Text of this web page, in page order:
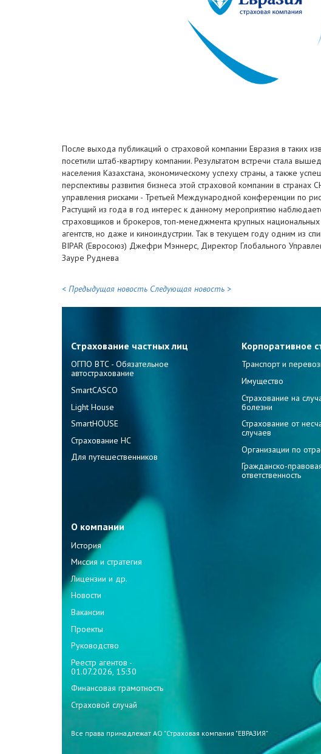
После выхода публикаций о страховой компании Евразия в таких
посетили штаб-квартиру компании. Результатом встречи стала
населения Казахстана, экономическому успеху страны, а также
перспективы развития бизнеса этой страховой компании в
управления рисками - Третьей Международной конференции по
Растущий из года в год интерес к данному мероприятию
страховщиков и брокеров, топ-менеджмента крупных
агентств, но даже и киноиндустрии. Так в текущем году одним из
BIPAR (Евросоюз) Джефри Мэннерс, Директор Глобального
Зауре Руднева
< Предыдущая новость Следующая новость >
Страхование частных лиц
ОГПО ВТС - Обязательное
автострахование
SmartCASCO
Light House
SmartHOUSE
Страхование НС
Для путешественников
Корпоративное
Транспорт и
Имущество
Страхование на
болезни
Страхование от
случаев
Организации по
Гражданско-
ответственность
О компании
История
Миссия и стратегия
Лицензии и др.
Новости
Вакансии
Проекты
Руководство
Реестр агентов -
01.07.2026, 15:30
Финансовая грамотность
Страховой случай
Все права принадлежат АО "Страховая компания "ЕВРАЗИЯ"